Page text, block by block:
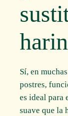
Sí, en
postres,
es ideal para
suave que la